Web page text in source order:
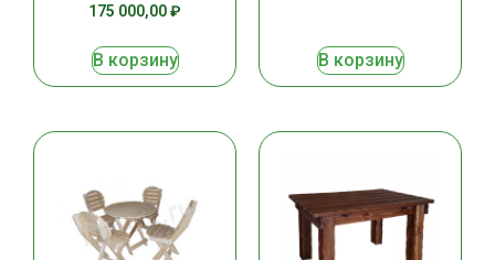
175 000,00₽
В корзину В корзину